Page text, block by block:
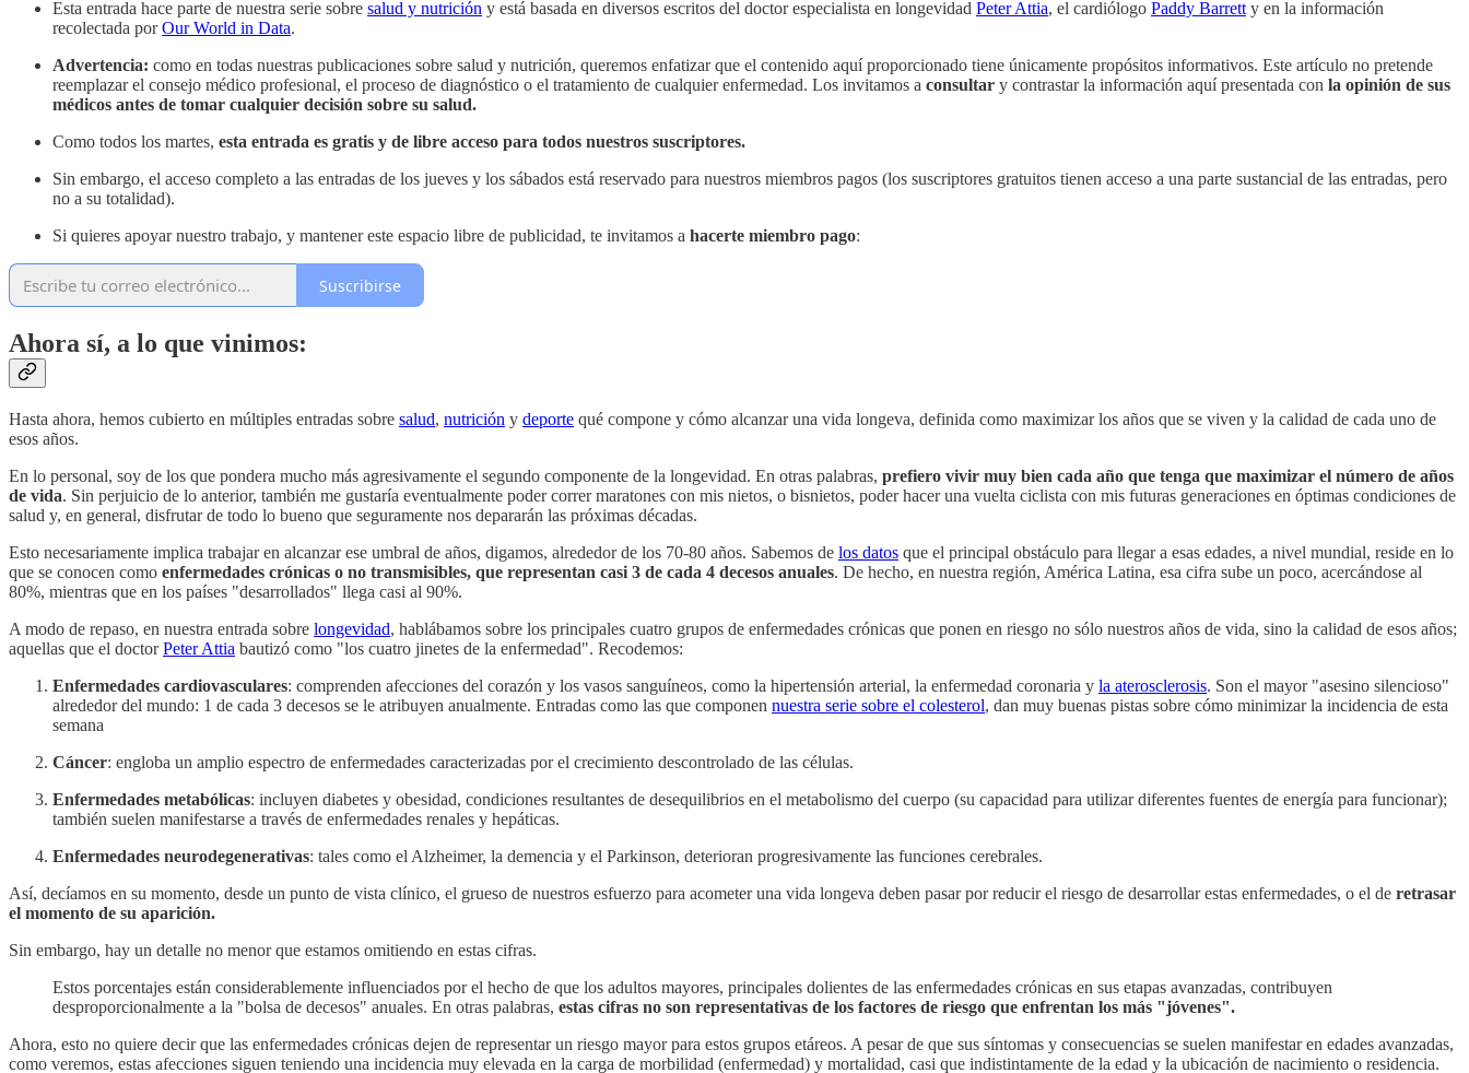
Esta entrada hace parte de nuestra serie sobre salud y nutrición y está basada en diversos escritos del doctor especialista en longevidad Peter Attia, el cardiólogo Paddy Barrett y en la información
recolectada porOur World in Data.
Advertencia: como en todas nuestras publicaciones sobre salud y nutrición, queremos enfatizar que el contenido aquí proporcionado tiene únicamente propósitos informativos. Este artículo no pretende
reemplazar el consejo médico profesional, el proceso de diagnóstico o el tratamiento de cualquier enfermedad. Los invitamos a consultar y contrastar la información aquí presentada con la opinión de sus
médicos antes de tomar cualquier decisión sobre su salud.
Como todos los martes, esta entrada es gratis y de libre acceso para todos nuestros suscriptores.
Sin embargo, el acceso completo a las entradas de los jueves y los sábados está reservado para nuestros miembros pagos (los suscriptores gratuitos tienen acceso a una parte sustancial de las entradas, pero
no a su totalidad).
Si quieres apoyar nuestro trabajo, y mantener este espacio libre de publicidad, te invitamos a hacerte miembro pago:
Suscribirse
Ahora sí, a lo que vinimos:
Hasta ahora, hemos cubierto en múltiples entradas sobre salud, nutrición y deporte qué compone y cómo alcanzar una vida longeva, definida como maximizar los años que se viven y la calidad de cada uno de
esos años.
En lo personal, soy de los que pondera mucho más agresivamente el segundo componente de la longevidad. En otras palabras, prefiero vivir muy bien cada año que tenga que maximizar el número de años
de vida. Sin perjuicio de lo anterior, también me gustaría eventualmente poder correr maratones con mis nietos, o bisnietos, poder hacer una vuelta ciclista con mis futuras generaciones en óptimas condiciones de
salud y, en general, disfrutar de todo lo bueno que seguramente nos depararán las próximas décadas.
Esto necesariamente implica trabajar en alcanzar ese umbral de años, digamos, alrededor de los 70-80 años. Sabemos de los datos que el principal obstáculo para llegar a esas edades, a nivel mundial, reside en lo
que se conocen como enfermedades crónicas o no transmisibles, que representan casi 3 de cada 4 decesos anuales. De hecho, en nuestra región, América Latina, esa cifra sube un poco, acercándose al
80%, mientras que en los países "desarrollados" llega casi al 90%.
A modo de repaso, en nuestra entrada sobre longevidad, hablábamos sobre los principales cuatro grupos de enfermedades crónicas que ponen en riesgo no sólo nuestros años de vida, sino la calidad de esos años;
aquellas que el doctorPeter Attia bautizó como "los cuatro jinetes de la enfermedad". Recodemos:
Enfermedades cardiovasculares: comprenden afecciones del corazón y los vasos sanguíneos, como la hipertensión arterial, la enfermedad coronaria y la aterosclerosis. Son el mayor "asesino silencioso"
alrededor del mundo: 1 de cada 3 decesos se le atribuyen anualmente. Entradas como las que componen nuestra serie sobre el colesterol, dan muy buenas pistas sobre cómo minimizar la incidencia de esta
semana
Cáncer: engloba un amplio espectro de enfermedades caracterizadas por el crecimiento descontrolado de las células.
Enfermedades metabólicas: incluyen diabetes y obesidad, condiciones resultantes de desequilibrios en el metabolismo del cuerpo (su capacidad para utilizar diferentes fuentes de energía para funcionar);
también suelen manifestarse a través de enfermedades renales y hepáticas.
Enfermedades neurodegenerativas: tales como el Alzheimer, la demencia y el Parkinson, deterioran progresivamente las funciones cerebrales.
Así, decíamos en su momento, desde un punto de vista clínico, el grueso de nuestros esfuerzo para acometer una vida longeva deben pasar por reducir el riesgo de desarrollar estas enfermedades, o el de retrasar
el momento de su aparición.
Sin embargo, hay un detalle no menor que estamos omitiendo en estas cifras.
Estos porcentajes están considerablemente influenciados por el hecho de que los adultos mayores, principales dolientes de las enfermedades crónicas en sus etapas avanzadas, contribuyen
desproporcionalmente a la "bolsa de decesos" anuales. En otras palabras, estas cifras no son representativas de los factores de riesgo que enfrentan los más "jóvenes".
Ahora, esto no quiere decir que las enfermedades crónicas dejen de representar un riesgo mayor para estos grupos etáreos. A pesar de que sus síntomas y consecuencias se suelen manifestar en edades avanzadas,
como veremos, estas afecciones siguen teniendo una incidencia muy elevada en la carga de morbilidad (enfermedad) y mortalidad, casi que indistintamente de la edad y la ubicación de nacimiento o residencia.